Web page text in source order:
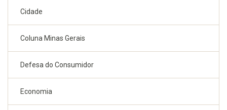
Cidade
Coluna Minas Gerais
Defesa do Consumidor
Economia